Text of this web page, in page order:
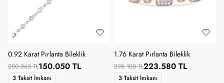
0.92 Karat Pırlanta Bileklik
200.060 TL150.050 TL
3 Taksit İmkanı
1.76 Karat Pırlanta Bileklik
298.100 TL223.580 TL
3 Taksit İmkanı